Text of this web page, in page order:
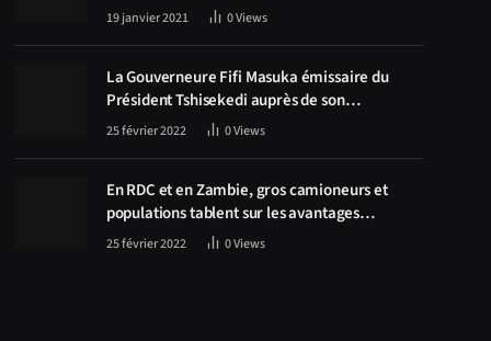
19 janvier 2021 0Views
La Gouverneure Fifi Masuka émissaire du
Président Tshisekedi auprès de son
homologue Zambien Hichilema, la
25 février 2022 0Views
En RDC et en Zambie, gros camioneurs et
populations tablent sur les avantages
économiques de la route Kolwezi-Solwezi
25 février 2022 0Views